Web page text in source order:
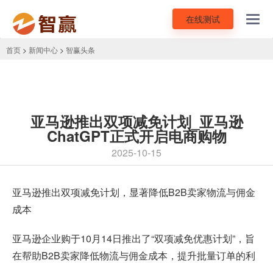
在线测试
首页 > 新闻中心 > 智赢头条
亚马逊推出双项减免计划_亚马逊
ChatGPT正式开启电商购物
2025-10-15
亚马逊推出双项减免计划，显著降低B2B卖家物流与佣金
成本
亚马逊企业购于10月14日推出了“双项减免优惠计划”，旨
在帮助B2B卖家降低物流与佣金成本，提升批量订单的利